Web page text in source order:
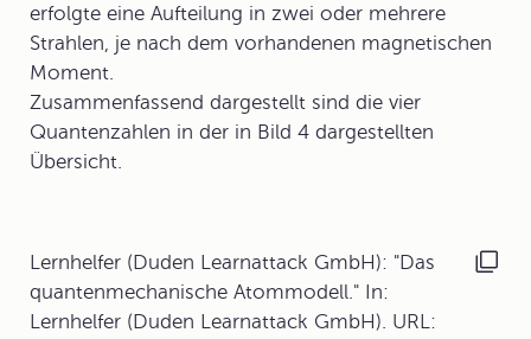
erfolgte eine Aufteilung in zwei oder mehrere
Strahlen, je nach dem vorhandenen magnetischen
Moment.
Zusammenfassend dargestellt sind die vier
Quantenzahlen in der in Bild 4 dargestellten
Übersicht.
Lernhelfer (Duden Learnattack GmbH): "Das
quantenmechanische Atommodell." In:
Lernhelfer (Duden Learnattack GmbH). URL: